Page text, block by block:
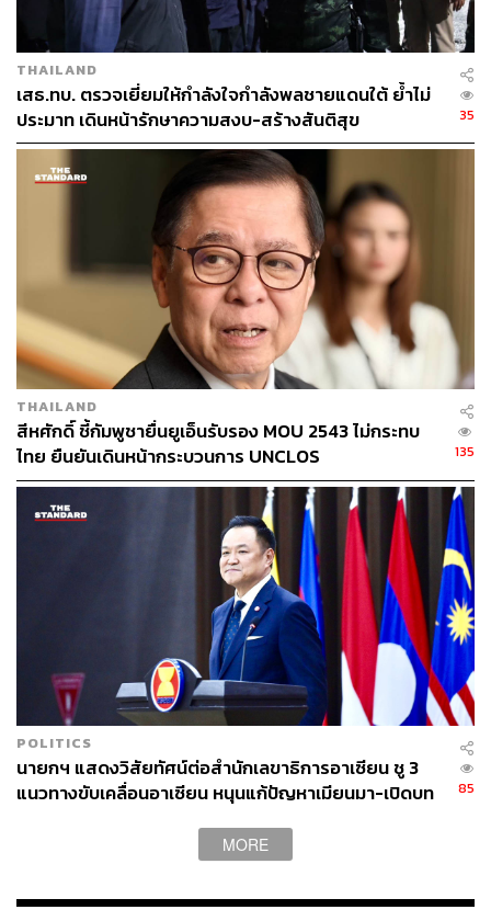
THAILAND
เสธ.ทบ. ตรวจเยี่ยมให้กำลังใจกำลังพลชายแดนใต้ ย้ำไม่
ประมาท เดินหน้ารักษาความสงบ-สร้างสันติสุข
35
THAILAND
สีหศักดิ์ ชี้กัมพูชายื่นยูเอ็นรับรอง MOU 2543 ไม่กระทบ
ไทย ยืนยันเดินหน้ากระบวนการ UNCLOS
135
POLITICS
นายกฯ แสดงวิสัยทัศน์ต่อสำนักเลขาธิการอาเซียน ชู 3
แนวทางขับเคลื่อนอาเซียน หนุนแก้ปัญหาเมียนมา-เปิดบท
85
MORE